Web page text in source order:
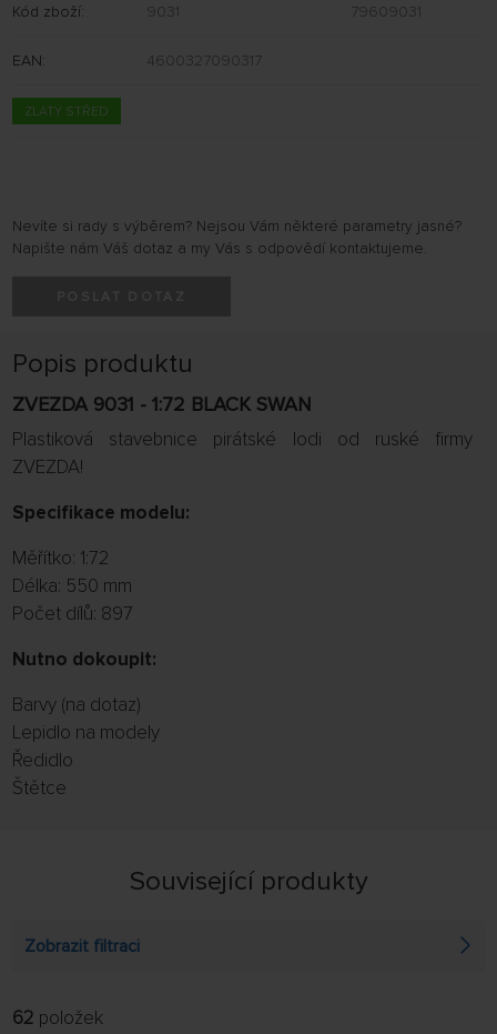
Kód zboží: 9031 79609031
EAN: 4600327090317
ZLATÝ STŘED
Nevíte si rady s výběrem? Nejsou Vám některé parametry jasné?
Napište nám Váš dotaz a my Vás s odpovědí kontaktujeme.
Popis produktu
ZVEZDA 9031 - 1:72 BLACK SWAN
Plastiková stavebnice pirátské lodi od ruské firmy
ZVEZDA!
Specifikace modelu:
Měřítko: 1:72
Délka: 550 mm
Počet dílů: 897
Nutno dokoupit:
Barvy (na dotaz)
Lepidlo na modely
Ředidlo
Štětce
Související produkty
Zobrazit filtraci
FILTROVAT:
62 položek